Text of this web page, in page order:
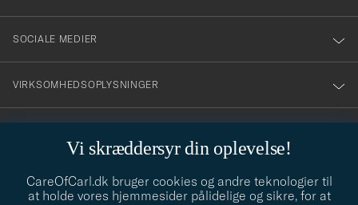
Vi skræddersyr din oplevelse!
CareOfCarl.dk bruger cookies og andre teknologier til
at holde vores hjemmesider pålidelige og sikre, for at
SOCIALE MEDIER
VIRKSOMHEDSOPLYSNINGER
Behøver du hjælp til at finde din stil? Lad os hjælpe dig, vi hjælper
gerne til!